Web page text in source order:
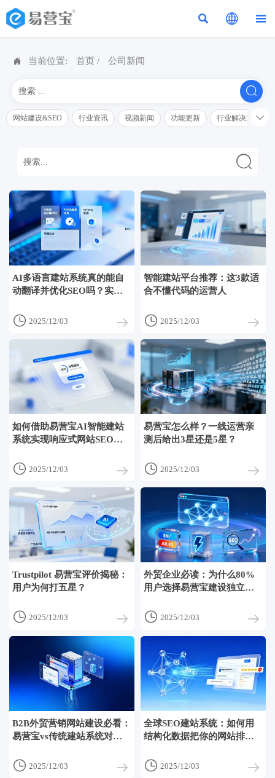
  
 当前位置: 首页 / 公司新闻

网站建设&SEO 行业资讯 视频新闻 功能更新 行业解决方案解读


AI多语言建站系统真的能自
动翻译并优化SEO吗？实测
 2025/12/03
智能建站平台推荐：这3款适
合不懂代码的运营人
 2025/12/03
如何借助易营宝AI智能建站
系统实现响应式网站SEO优
 2025/12/03
易营宝怎么样？一线运营亲
测后给出3星还是5星？
 2025/12/03
Trustpilot 易营宝评价揭秘：
用户为何打五星？
 2025/12/03
外贸企业必读：为什么80%
用户选择易营宝建设独立
 2025/12/03
B2B外贸营销网站建设必看：
易营宝vs传统建站系统对比
 2025/12/03
全球SEO建站系统：如何用
结构化数据把你的网站排到
 2025/12/03